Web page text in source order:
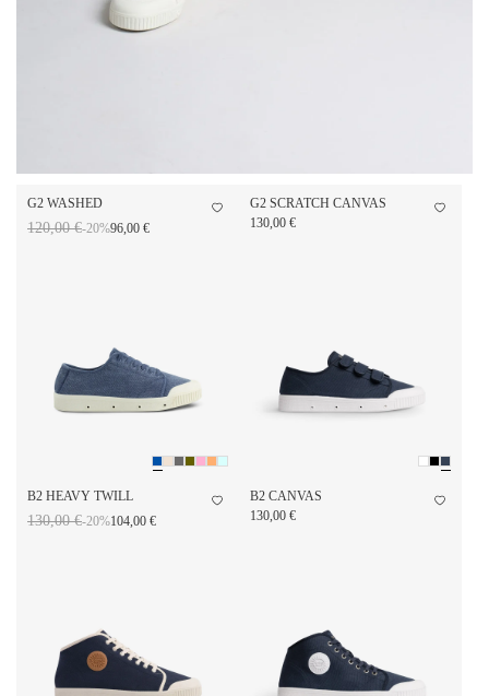
G2 WASHED
120,00 €-20%96,00 €
G2 SCRATCH CANVAS
130,00 €
B2 HEAVY TWILL
130,00 €-20%104,00 €
B2 CANVAS
130,00 €